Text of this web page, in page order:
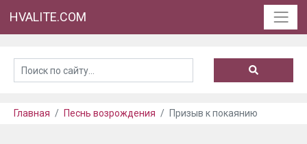
HVALITE.COM
Главная Песнь возрождения Призыв к покаянию